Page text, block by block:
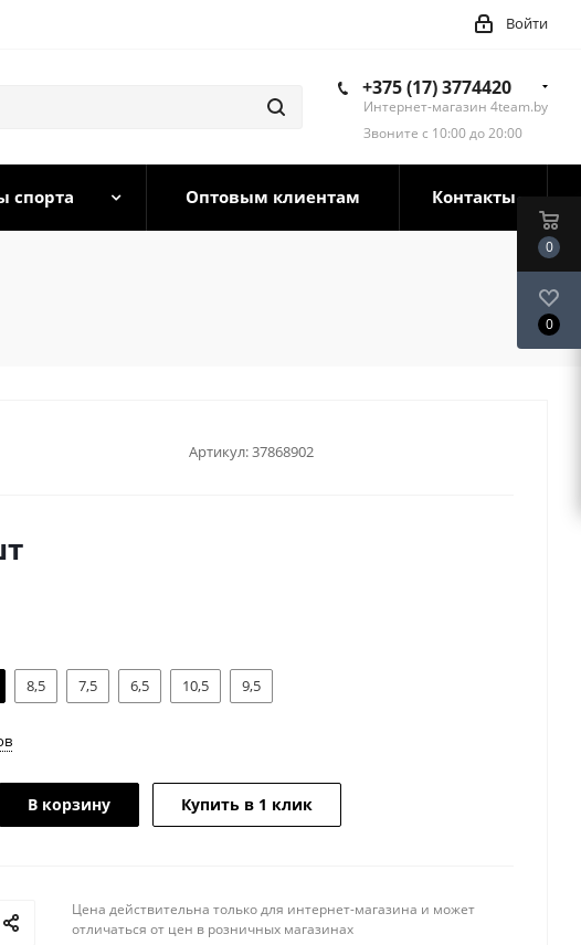
Войти
+375 (17) 3774420
Интернет-магазин 4team.by
Звоните с 10:00 до 20:00
спорта Оптовым клиентам Контакты
Артикул:37868902
8,5 7,5 6,5 10,5 9,5
В корзину Купить в 1 клик
Цена действительна только для интернет-магазина и может
отличаться от цен в розничных магазинах
0
0